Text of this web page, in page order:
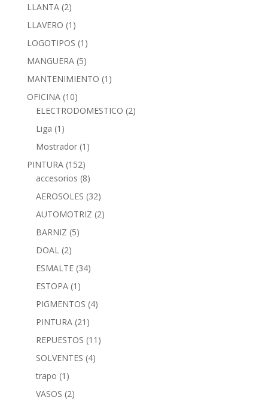
LLANTA (2)
LLAVERO (1)
LOGOTIPOS (1)
MANGUERA (5)
MANTENIMIENTO (1)
OFICINA (10)
ELECTRODOMESTICO (2)
Liga (1)
Mostrador (1)
PINTURA (152)
accesorios (8)
AEROSOLES (32)
AUTOMOTRIZ (2)
BARNIZ (5)
DOAL (2)
ESMALTE (34)
ESTOPA (1)
PIGMENTOS (4)
PINTURA (21)
REPUESTOS (11)
SOLVENTES (4)
trapo (1)
VASOS (2)